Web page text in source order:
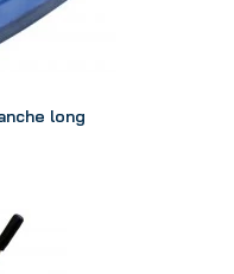
long